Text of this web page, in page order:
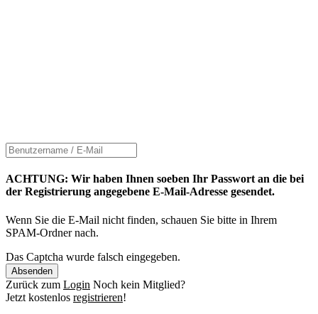
ACHTUNG: Wir haben Ihnen soeben Ihr Passwort an die bei
der Registrierung angegebene E-Mail-Adresse gesendet.
Wenn Sie die E-Mail nicht finden, schauen Sie bitte in Ihrem
SPAM-Ordner nach.
Das Captcha wurde falsch eingegeben.
Absenden
Zurück zum Login Noch kein Mitglied?
Jetzt kostenlos registrieren!